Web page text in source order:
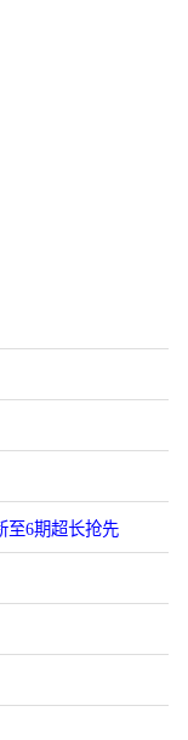
至6期超长抢先